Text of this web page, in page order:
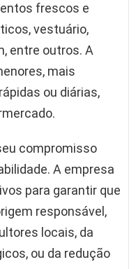
frescos e
vestuário,
entre outros. A
mais
ou diárias,
compromisso
A empresa
para garantir que
responsável,
locais, da
ou da redução